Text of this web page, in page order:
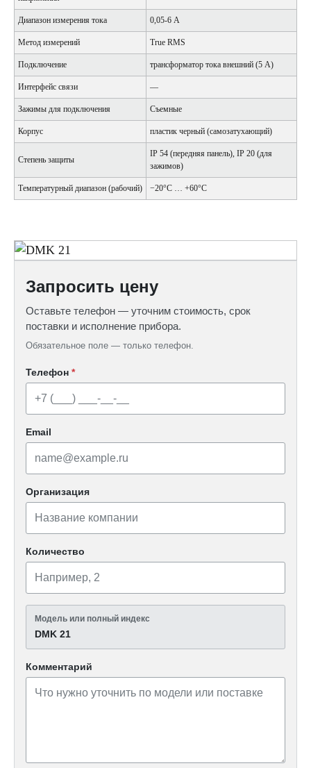
Диапазон измерения тока 0,05-6 А
Метод измерений True RMS
Подключение трансформатор тока внешний (5 A)
Интерфейс связи —
Зажимы для подключения Съемные
Корпус пластик черный (самозатухающий)
Степень защиты
IP 54 (передняя панель), IP 20 (для
зажимов)
Температурный диапазон (рабочий) −20°С … +60°С
Запросить цену
Оставьте телефон — уточним стоимость, срок
поставки и исполнение прибора.
Обязательное поле — только телефон.
Телефон *
Email
Организация
Количество
Модель или полный индекс
DMK 21
Комментарий